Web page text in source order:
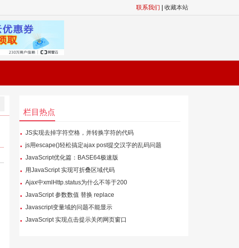
联系我们 收藏本站
栏目热点
JS实现去掉字符空格，并转换字符的代码
js用escape()轻松搞定ajax post提交汉字的乱码问题
JavaScript优化篇：BASE64极速版
用JavaScript 实现可折叠区域代码
Ajax中xmlHttp.status为什么不等于200
JavaScript 参数数值 替换 replace
Javascript变量域的问题不能显示
JavaScript 实现点击提示关闭网页窗口